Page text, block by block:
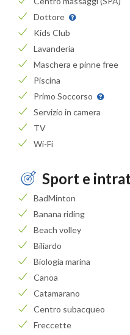
Dottore
Kids Club
Lavanderia
Maschera e pinne free
Piscina
Primo Soccorso
Servizio in camera
TV
Wi-Fi
Sport e
BadMinton
Banana riding
Beach volley
Biliardo
Biologia marina
Canoa
Catamarano
Centro subacqueo
Freccette